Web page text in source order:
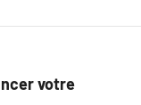
votre